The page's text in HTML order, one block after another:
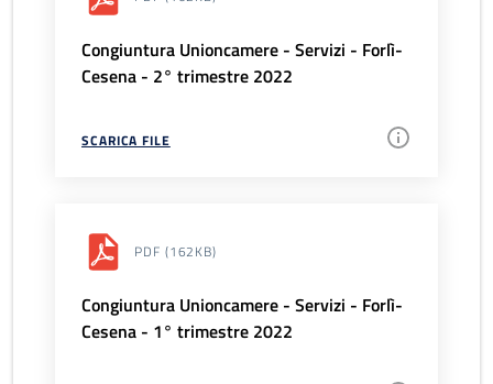
Congiuntura Unioncamere - Servizi - Forlì-
Cesena - 2° trimestre 2022
SCARICA FILE
PDF (162KB)
Congiuntura Unioncamere - Servizi - Forlì-
Cesena - 1° trimestre 2022